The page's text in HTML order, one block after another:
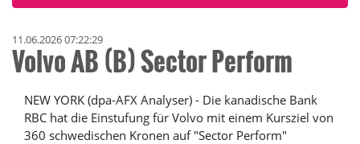
11.06.2026 07:22:29
Volvo AB (B) Sector Perform
NEW YORK (dpa-AFX Analyser) - Die kanadische Bank
RBC hat die Einstufung für Volvo mit einem Kursziel von
360 schwedischen Kronen auf "Sector Perform"